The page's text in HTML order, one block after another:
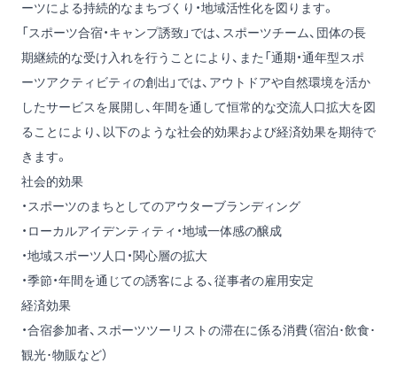
ーツによる持続的なまちづくり・地域活性化を図ります。
「スポーツ合宿・キャンプ誘致」では、スポーツチーム、団体の長
期継続的な受け入れを行うことにより、また「通期・通年型スポ
ーツアクティビティの創出」では、アウトドアや自然環境を活か
したサービスを展開し、年間を通して恒常的な交流人口拡大を図
ることにより、以下のような社会的効果および経済効果を期待で
きます。
社会的効果
・スポーツのまちとしてのアウターブランディング
・ローカルアイデンティティ・地域一体感の醸成
・地域スポーツ人口・関心層の拡大
・季節・年間を通じての誘客による、従事者の雇用安定
経済効果
・合宿参加者、スポーツツーリストの滞在に係る消費（宿泊･飲食･
観光･物販など）